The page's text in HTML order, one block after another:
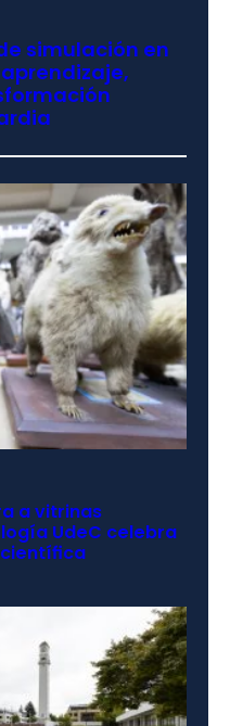
simulación en
a vitrinas
UdeC celebra